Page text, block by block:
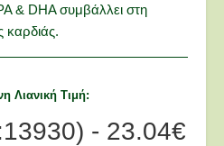
& DHA συμβάλλει στη
καρδιάς.
Λιανική Τιμή
- 23.04€